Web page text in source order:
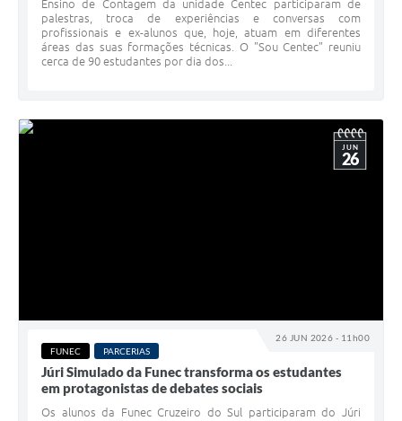
Ensino de Contagem da unidade Centec participaram de
palestras, troca de experiências e conversas com
profissionais e ex-alunos que, hoje, atuam em diferentes
áreas das suas formações técnicas. O "Sou Centec" reuniu
cerca de 90 estudantes por dia dos...
26 JUN 2026 - 11h00
JUN
26
FUNEC PARCERIAS
Júri Simulado da Funec transforma os estudantes
em protagonistas de debates sociais
Os alunos da Funec Cruzeiro do Sul participaram do Júri